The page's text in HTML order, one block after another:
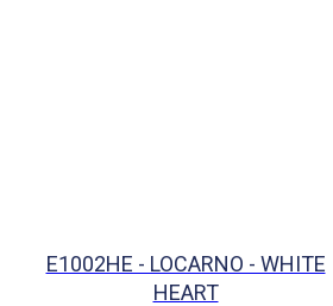
E1002HE - LOCARNO - WHITE
HEART